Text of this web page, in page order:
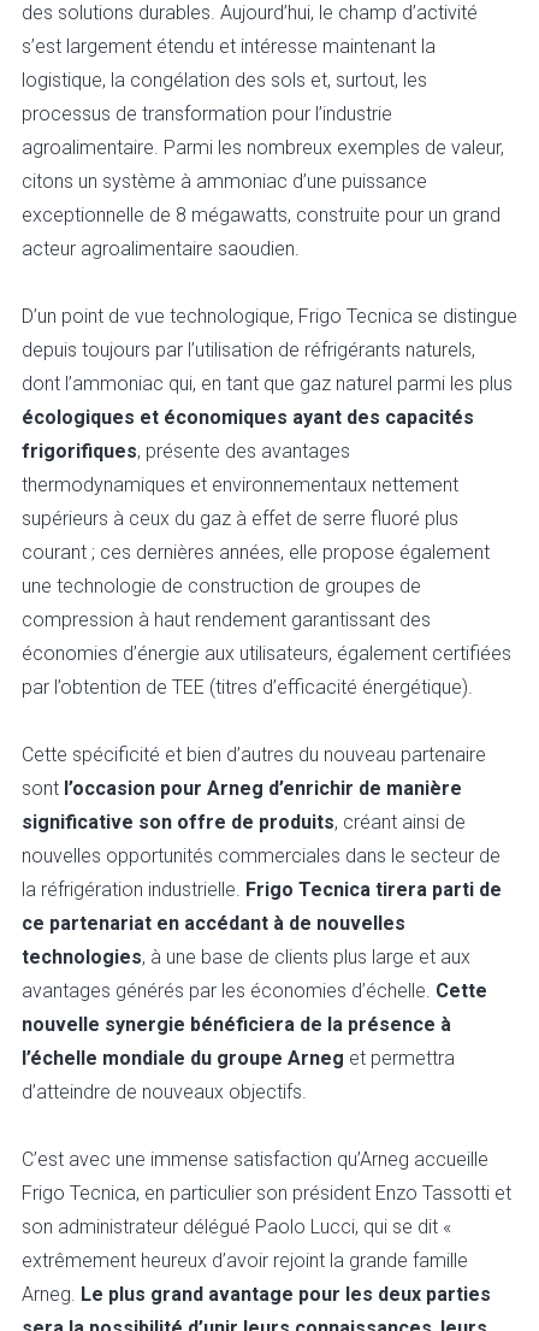
des solutions durables. Aujourd’hui, le champ d’activité
s’est largement étendu et intéresse maintenant la
logistique, la congélation des sols et, surtout, les
processus de transformation pour l’industrie
agroalimentaire. Parmi les nombreux exemples de valeur,
citons un système à ammoniac d’une puissance
exceptionnelle de 8 mégawatts, construite pour un grand
acteur agroalimentaire saoudien.
D’un point de vue technologique, Frigo Tecnica se distingue
depuis toujours par l’utilisation de réfrigérants naturels,
dont l’ammoniac qui, en tant que gaz naturel parmi les plus
écologiques et économiques ayant des capacités
frigorifiques, présente des avantages
thermodynamiques et environnementaux nettement
supérieurs à ceux du gaz à effet de serre fluoré plus
courant ; ces dernières années, elle propose également
une technologie de construction de groupes de
compression à haut rendement garantissant des
économies d’énergie aux utilisateurs, également certifiées
par l’obtention de TEE (titres d’efficacité énergétique).
Cette spécificité et bien d’autres du nouveau partenaire
sont l’occasion pour Arneg d’enrichir de manière
significative son offre de produits, créant ainsi de
nouvelles opportunités commerciales dans le secteur de
la réfrigération industrielle. Frigo Tecnica tirera parti de
ce partenariat en accédant à de nouvelles
technologies, à une base de clients plus large et aux
avantages générés par les économies d’échelle. Cette
nouvelle synergie bénéficiera de la présence à
l’échelle mondiale du groupe Arneg et permettra
d’atteindre de nouveaux objectifs.
C’est avec une immense satisfaction qu’Arneg accueille
Frigo Tecnica, en particulier son président Enzo Tassotti et
son administrateur délégué Paolo Lucci, qui se dit «
extrêmement heureux d’avoir rejoint la grande famille
Arneg. Le plus grand avantage pour les deux parties